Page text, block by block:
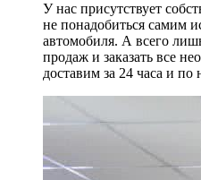
У нас присутствует
не понадобиться самим
автомобиля. А всего
продаж и заказать все
доставим за 24 часа и